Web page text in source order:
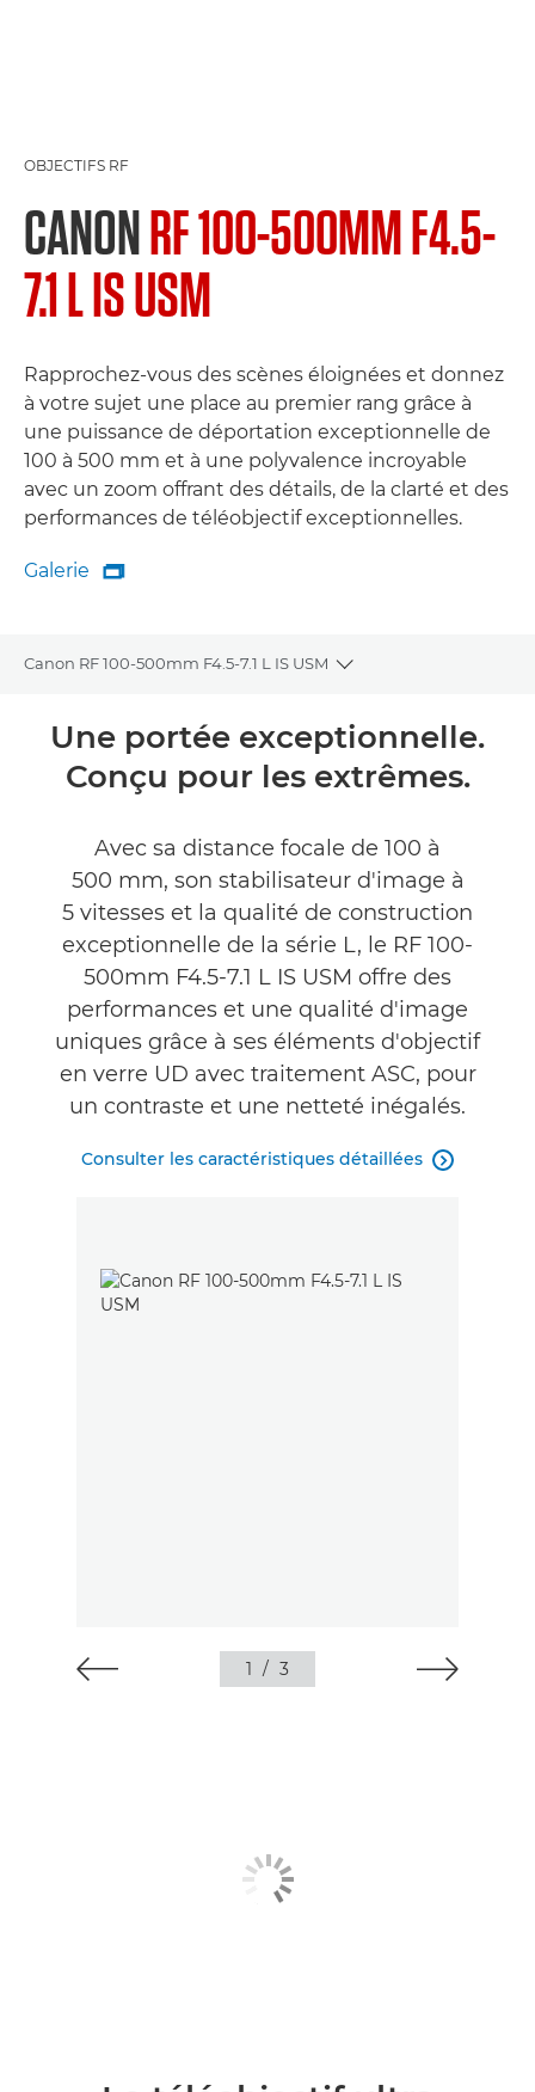
OBJECTIFS RF
CANONRF 100-500MM F4.5-
7.1 L IS USM
Rapprochez-vous des scènes éloignées et donnez
à votre sujet une place au premier rang grâce à
une puissance de déportation exceptionnelle de
100 à 500 mm et à une polyvalence incroyable
avec un zoom offrant des détails, de la clarté et des
performances de téléobjectif exceptionnelles.
Galerie
Galerie

Canon RF 100-500mm F4.5-7.1 L IS USM
Toggle breadcrumbs
Présentation
Caractéristiques
Commentaires
Une portée exceptionnelle.
Conçu pour les extrêmes.
Avec sa distance focale de 100 à
500 mm, son stabilisateur d'image à
5 vitesses et la qualité de construction
exceptionnelle de la série L, le RF 100-
500mm F4.5-7.1 L IS USM offre des
performances et une qualité d'image
uniques grâce à ses éléments d'objectif
en verre UD avec traitement ASC, pour
un contraste et une netteté inégalés.
Consulter les caractéristiques détaillées 
1 / 3